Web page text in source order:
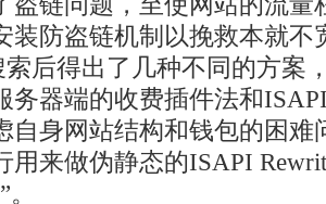
装防盗链机制以挽救本就不
索后得出了几种不同的方案
务器端的收费插件法和
自身网站结构和钱包的困难
用来做伪静态的ISAPI